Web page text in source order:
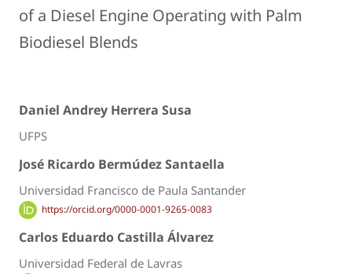
of a Diesel Engine Operating with Palm
Biodiesel Blends
Daniel Andrey Herrera Susa
UFPS
José Ricardo Bermúdez Santaella
Universidad Francisco de Paula Santander
https://orcid.org/0000-0001-9265-0083
Carlos Eduardo Castilla Álvarez
Universidad Federal de Lavras